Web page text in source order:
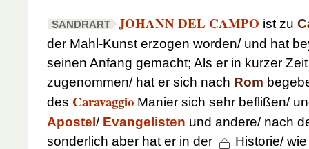
SANDRART JOHANN DEL CAMPO ist zu
der Mahl-Kunst erzogen worden/ und hat
seinen Anfang gemacht; Als er in kurzer
zugenommen/ hat er sich nach Rom
des Caravaggio Manier sich sehr beflißen/
Apostel/ Evangelisten und andere/ nach
sonderlich aber hat er in der
Historie/